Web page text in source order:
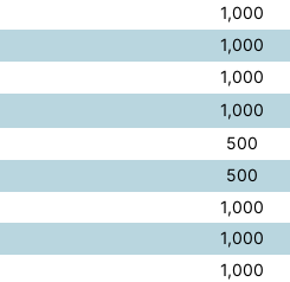
1,000
1,000
1,000
1,000
500
500
1,000
1,000
1,000